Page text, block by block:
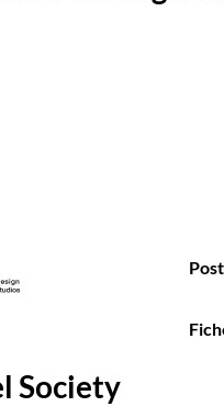
Society